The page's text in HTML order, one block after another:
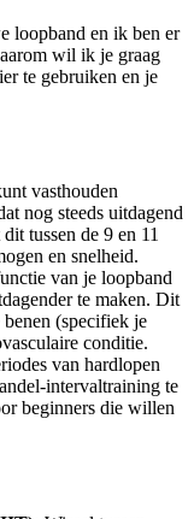
loopband en ik ben er
wil ik je graag
te gebruiken en je
vasthouden
nog steeds uitdagend
tussen de 9 en 11
en snelheid.
van je loopband
te maken. Dit
(specifiek je
conditie.
van hardlopen
intervaltraining te
beginners die willen